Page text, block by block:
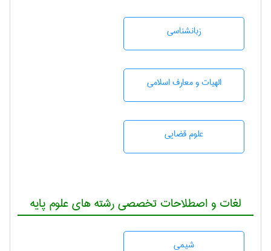
زبانشناسی
الهیات و معارف اسلامی
علوم قضایی
لغات و اصطلاحات تخصصی رشته های علوم پایه
شيمی